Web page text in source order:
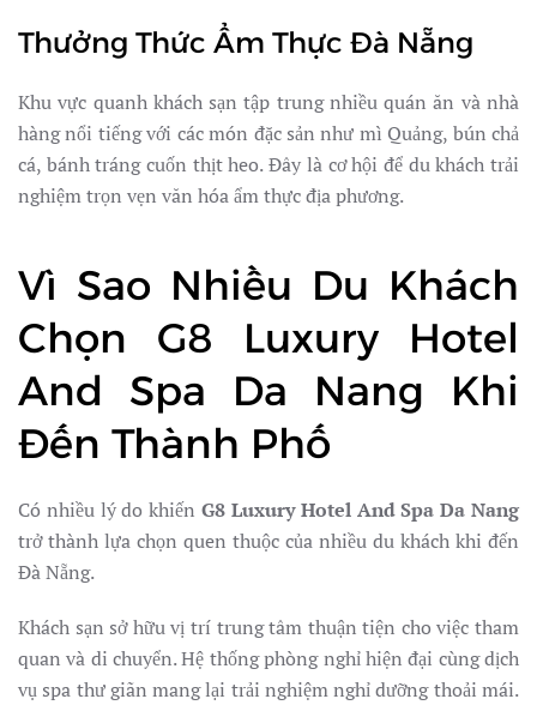
Thưởng Thức Ẩm Thực Đà Nẵng
Khu vực quanh khách sạn tập trung nhiều quán ăn và nhà
hàng nổi tiếng với các món đặc sản như mì Quảng, bún chả
cá, bánh tráng cuốn thịt heo. Đây là cơ hội để du khách trải
nghiệm trọn vẹn văn hóa ẩm thực địa phương.
Vì Sao Nhiều Du Khách
Chọn G8 Luxury Hotel
And Spa Da Nang Khi
Đến Thành Phố
Có nhiều lý do khiếnG8 Luxury Hotel And Spa Da Nang
trở thành lựa chọn quen thuộc của nhiều du khách khi đến
Đà Nẵng.
Khách sạn sở hữu vị trí trung tâm thuận tiện cho việc tham
quan và di chuyển. Hệ thống phòng nghỉ hiện đại cùng dịch
vụ spa thư giãn mang lại trải nghiệm nghỉ dưỡng thoải mái.